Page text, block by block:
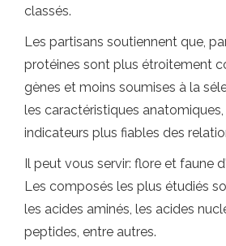
classés.
Les partisans soutiennent que,
protéines sont plus étroitement
gènes et moins soumises à la
les caractéristiques
indicateurs plus fiables des
Il peut vous servir: flore et faune
Les composés les plus étudiés
les acides aminés, les acides
peptides, entre autres.